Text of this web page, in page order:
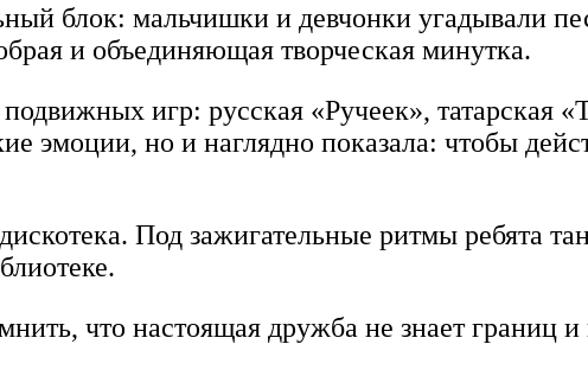
блок: мальчишки и девчонки угадывали
и объединяющая творческая минутка.
игр: русская «Ручеек», татарская
эмоции, но и наглядно показала: чтобы
Под зажигательные ритмы ребята
что настоящая дружба не знает границ и